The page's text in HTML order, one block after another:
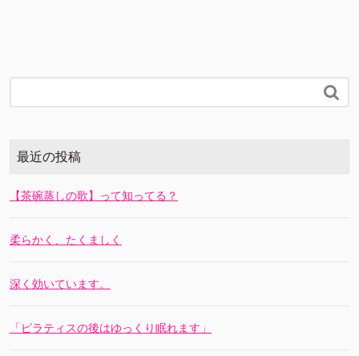

最近の投稿
【茶碗蒸しの歌】って知ってる？
柔らかく、たくましく
深く効いています。
「ピラティスの後はゆっくり眠れます」